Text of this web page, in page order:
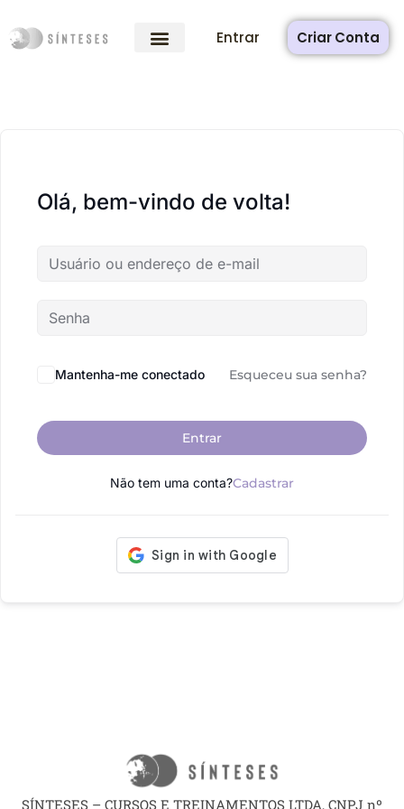
Entrar Criar Conta
Olá, bem-vindo de volta!
Mantenha-me conectado Esqueceu sua senha?
Entrar
Não tem uma conta?Cadastrar
SÍNTESES – CURSOS E TREINAMENTOS LTDA, CNPJ nº